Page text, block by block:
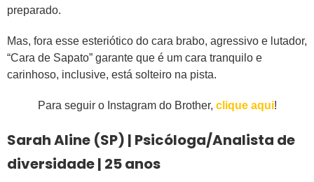
preparado.
Mas, fora esse esteriótico do cara brabo, agressivo e lutador,
“Cara de Sapato” garante que é um cara tranquilo e
carinhoso, inclusive, está solteiro na pista.
Para seguir o Instagram do Brother, clique aqui!
Sarah Aline (SP) | Psicóloga/Analista de
diversidade | 25 anos